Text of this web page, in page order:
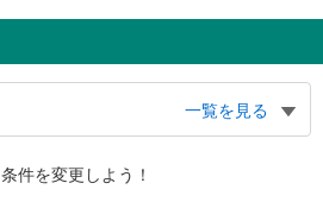
一覧を見る
条件を変更しよう！